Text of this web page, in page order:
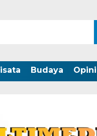
Budaya Opini